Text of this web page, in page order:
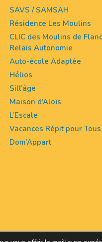
SAVS / SAMSAH
Résidence Les Moulins
CLIC des Moulins de
Relais Autonomie
Auto-école Adaptée
Hélios
Sill’âge
Maison d’Aloïs
L’Escale
Vacances Répit pour Tous
Dom’Appart